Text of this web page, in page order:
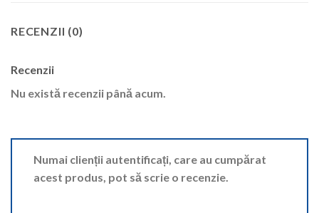
RECENZII (0)
Recenzii
Nu există recenzii până acum.
Numai clienții autentificați, care au cumpărat
acest produs, pot să scrie o recenzie.